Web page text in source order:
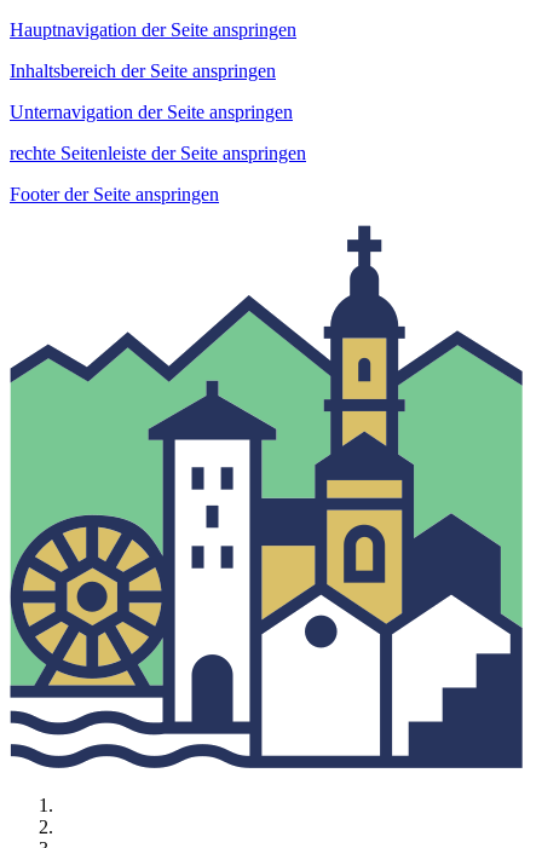
Hauptnavigation der Seite anspringen
Inhaltsbereich der Seite anspringen
Unternavigation der Seite anspringen
rechte Seitenleiste der Seite anspringen
Footer der Seite anspringen